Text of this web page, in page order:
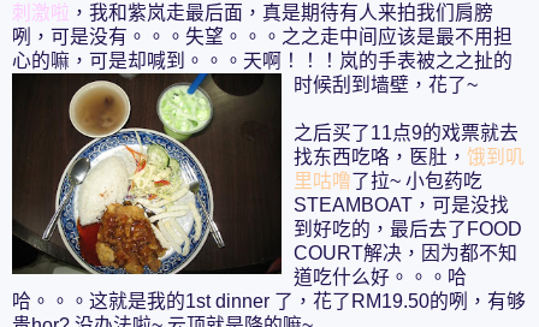
刺激啦 ，我和紫岚走最后面，真是期待有人来拍我们肩膀
咧，可是没有。。。失望。。。之之走中间应该是最不用担
心的嘛，可是却喊到。。。天啊！！！岚的手表被之之扯的
时候刮到墙壁，花了~
之后买了11点9的戏票就去
找东西吃咯，医肚， 饿到叽
里咕噜了拉~ 小包药吃
STEAMBOAT，可是没找
到好吃的，最后去了FOOD
COURT解决，因为都不知
道吃什么好。。。哈
哈。。。这就是我的1st dinner 了，花了RM19.50的咧，有够